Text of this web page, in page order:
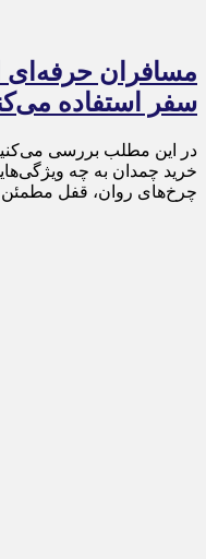
مسافران حرفه‌ای
سفر استفاده
در این مطلب بررسی
خرید چمدان به چه
چرخ‌های روان، قفل